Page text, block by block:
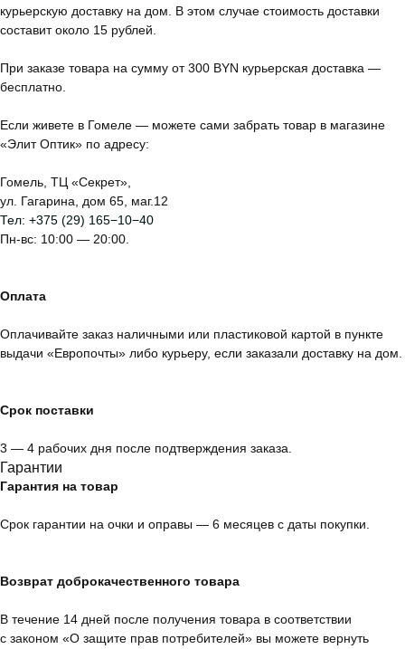
курьерскую доставку на дом. В этом случае стоимость доставки
составит около 15 рублей.
При заказе товара на сумму от 300 BYN курьерская доставка —
бесплатно.
Если живете в Гомеле — можете сами забрать товар в магазине
«Элит Оптик» по адресу:
Гомель, ТЦ «Секрет»,
ул. Гагарина, дом 65, маг.12
Тел: +375 (29) 165−10−40
Пн-вс: 10:00 — 20:00.
Оплата
Оплачивайте заказ наличными или пластиковой картой в пункте
выдачи «Европочты» либо курьеру, если заказали доставку на дом.
Срок поставки
3 — 4 рабочих дня после подтверждения заказа.
Гарантии
Гарантия на товар
Срок гарантии на очки и оправы — 6 месяцев с даты покупки.
Возврат доброкачественного товара
В течение 14 дней после получения товара в соответствии
с законом «О защите прав потребителей» вы можете вернуть